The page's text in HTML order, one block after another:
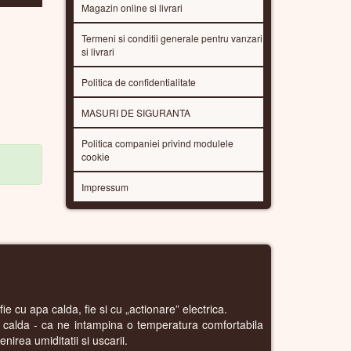
Magazin online si livrari
Termeni si conditii generale pentru vanzari
si livrari
Politica de confidentialitate
MASURI DE SIGURANTA
Politica companiei privind modulele
cookie
Impressum
cu apa calda, fie si cu „actionare” electrica.
- ca ne intampina o temperatura comfortabila
umiditatii si uscarii.